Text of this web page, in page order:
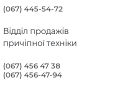
(067) 445-54-72
Відділ продажів
причіпної техніки
(067) 456 47 38
(067) 456-47-94